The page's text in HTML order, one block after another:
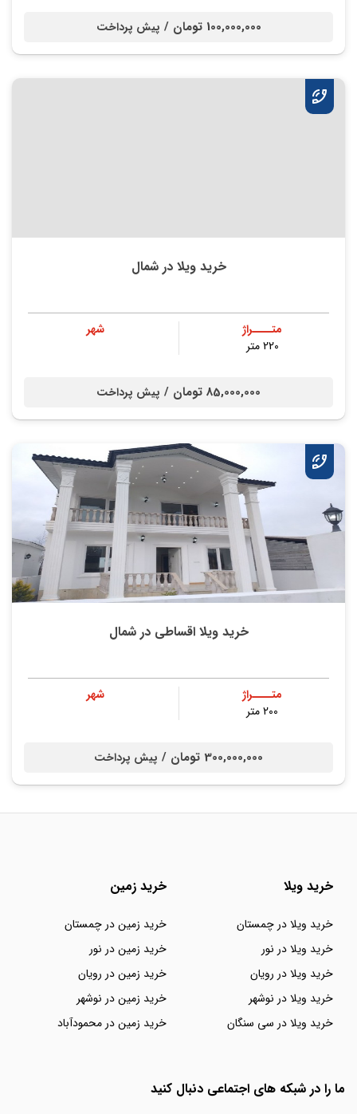
100,000,000 تومان / پیش پرداخت
خرید ویلا در شمال
متــــراژ
220 متر
شهر
85,000,000 تومان / پیش پرداخت
خرید ویلا اقساطی در شمال
متــــراژ
200 متر
شهر
300,000,000 تومان / پیش پرداخت
خرید ویلا
خرید ویلا در چمستان
خرید ویلا در نور
خرید ویلا در رویان
خرید ویلا در نوشهر
خرید ویلا در سی سنگان
خرید زمین
خرید زمین در چمستان
خرید زمین در نور
خرید زمین در رویان
خرید زمین در نوشهر
خرید زمین در محمودآباد
ما را در شبکه های اجتماعی دنبال کنید